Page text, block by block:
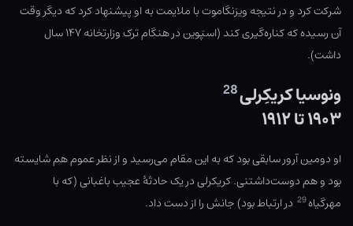
شرکت کرد و در نتیجه ویزنگاموت با ملایمت به او پیشنهاد کرد که دیگر وقت
آن رسیده که کناره‌گیری کند (اسپَوین در هنگام ترک وزارتخانه ۱۴۷ سال
داشت).
ونوسیا کریکِرلی28
۱۹۰۳ تا ۱۹۱۲
او دومین آرور سابقی بود که به این مقام می‌رسید و از نظر عموم هم شایسته
بود و هم دوست‌داشتنی. کریکرلی در یک حادثهٔ عجیب باغبانی (که با
مهرگیاه29 در ارتباط بود) جانش را از دست داد.